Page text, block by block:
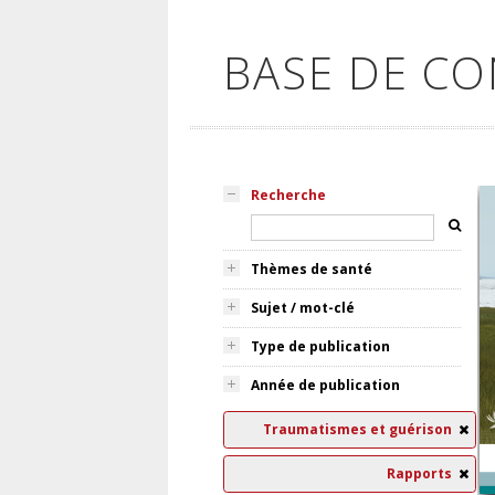
BASE DE
Recherche
Thèmes de santé
Sujet / mot-clé
Type de publication
Année de publication
Traumatismes et guérison
Rapports